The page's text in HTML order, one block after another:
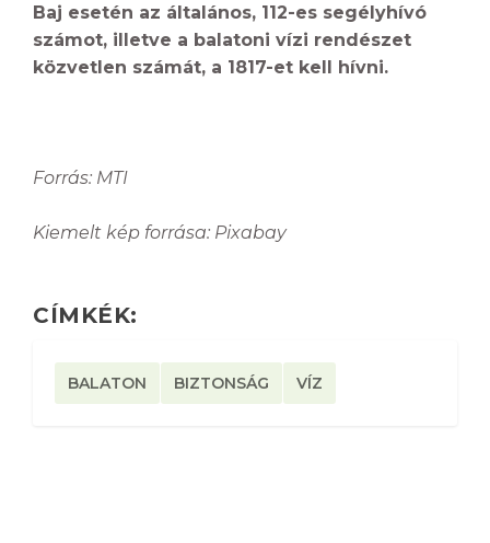
Baj esetén az általános, 112-es segélyhívó
számot, illetve a balatoni vízi rendészet
közvetlen számát, a 1817-et kell hívni.
Forrás: MTI
Kiemelt kép forrása: Pixabay
CÍMKÉK:
BALATON BIZTONSÁG VÍZ